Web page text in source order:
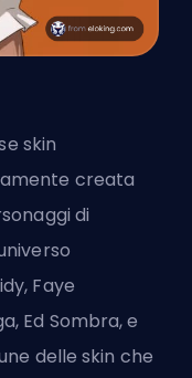
skin
creata
di
Faye
Ed Sombra, e
delle skin che